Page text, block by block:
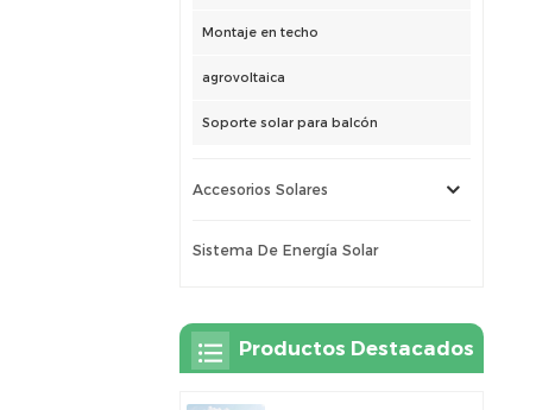
Montaje en techo
agrovoltaica
Soporte solar para balcón
Accesorios Solares
Sistema De Energía Solar
Productos Destacados